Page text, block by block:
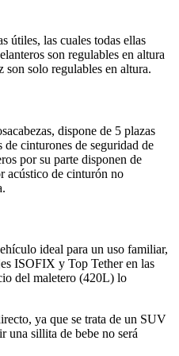
útiles, las cuales todas ellas
son regulables en altura
son solo regulables en altura.
dispone de 5 plazas
cinturones de seguridad de
por su parte disponen de
acústico de cinturón no
ideal para un uso familiar,
ISOFIX y Top Tether en las
del maletero (420L) lo
ya que se trata de un SUV
una sillita de bebe no será